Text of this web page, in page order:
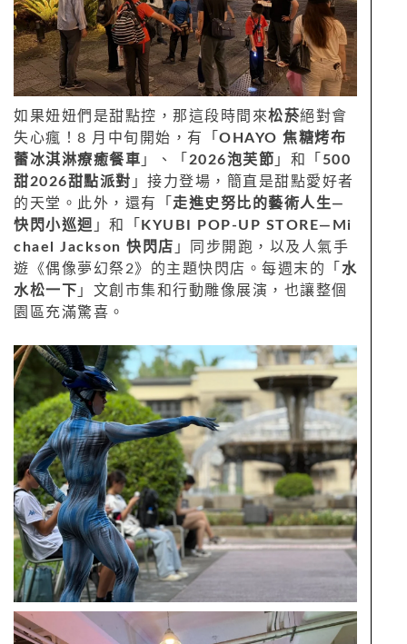
如果妞妞們是甜點控，那這段時間來松菸絕對會
失心瘋！8 月中旬開始，有「 OHAYO 焦糖烤布
蕾冰淇淋療癒餐車 」、「 2026泡芙節 」和「 500
甜2026甜點派對 」接力登場，簡直是甜點愛好者
的天堂。此外，還有「 走進史努比的藝術人生—
快閃小巡迴 」和「 KYUBI POP-UP STORE—Mi
chael Jackson 快閃店 」同步開跑，以及人氣手
遊《偶像夢幻祭2》的主題快閃店。每週末的「 水
水松一下 」文創市集和行動雕像展演，也讓整個
園區充滿驚喜。